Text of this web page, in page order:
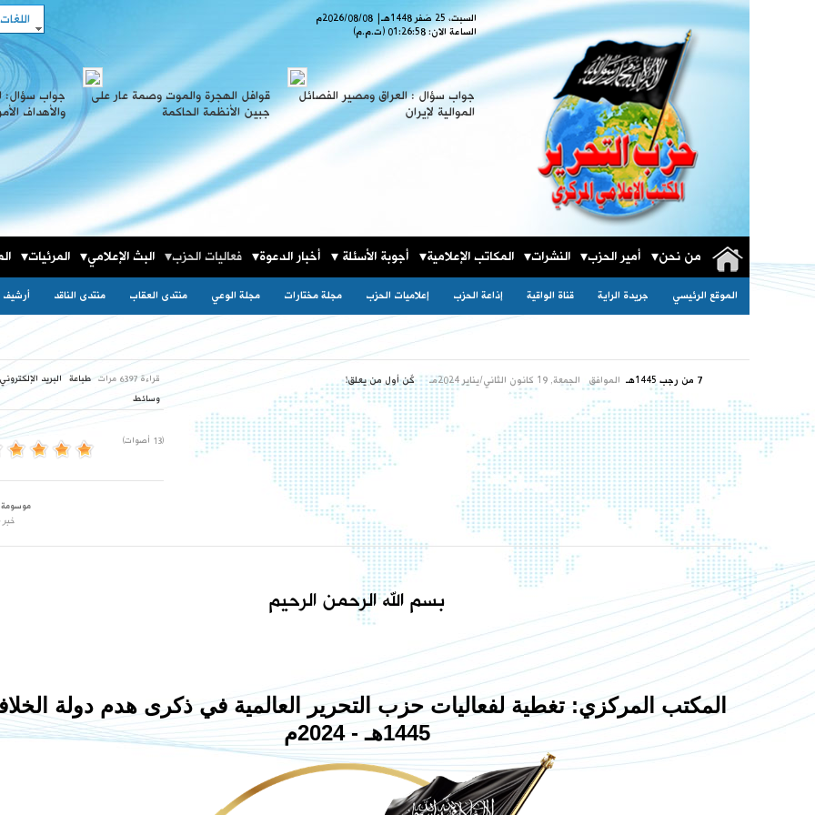
السبت، 25 صَفر 1448 هـ 2026/08/08م
الساعة الان:01:26:59 (ت.م.م)
اللغات
جواب سؤال : العراق ومصير الفصائل
الموالية لإيران
قوافل الهجرة والموت وصمة عار على
جبين الأنظمة الحاكمة
جواب سؤال:
والأهداف
من نحن أمير الحزب النشرات المكاتب الإعلامية أجوبة الأسئلة أخبار الدعوة فعاليات الحزب البث الإعلامي المرئيات
الموقع الرئيسي جريدة الراية قناة الواقية إذاعة الحزب إعلاميات الحزب مجلة مختارات مجلة الوعي منتدى العقاب منتدى الناقد أرشيف
7 من رجب 1445هـ الموافق الجمعة, 19 كانون الثاني/يناير 2024مـ كٌن أول من يعلق! قراءة 6397 مرات طباعة
البريد الإلكتروني
وسائط
(13 أصوات)
بسم الله الرحمن الرحيم
المكتب المركزي: تغطية لفعاليات حزب التحرير العالمية في ذكرى هدم دولة
1445هـ - 2024م